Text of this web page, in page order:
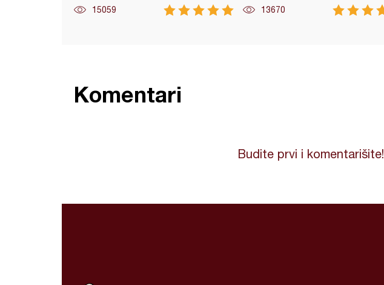
15059 13670
Komentari
Budite prvi i komentarišite!